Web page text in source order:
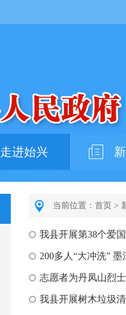
走进始兴
当前位置： 首页 >
我县开展第38个爱
200多人“大冲洗”
志愿者为丹凤山烈
我县开展树木垃圾